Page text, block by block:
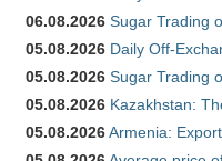
06.08.2026 Sugar Trading
05.08.2026 Daily Off-
05.08.2026 Sugar Trading
05.08.2026 Kazakhstan:
05.08.2026Armenia: